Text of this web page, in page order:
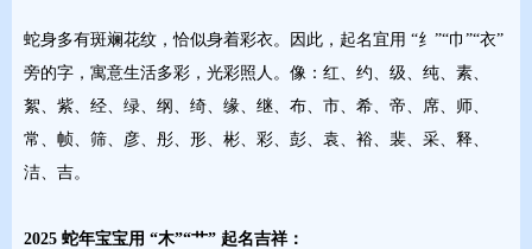
蛇身多有斑斓花纹，恰似身着彩衣。因此，起名宜用 “纟”“巾”“衣”
旁的字，寓意生活多彩，光彩照人。像：红、约、级、纯、素、
絮、紫、经、绿、纲、绮、缘、继、布、市、希、帝、席、师、
常、帧、筛、彦、彤、形、彬、彩、彭、袁、裕、裴、采、释、
洁、吉。
2025 蛇年宝宝用 “木”“艹” 起名吉祥：